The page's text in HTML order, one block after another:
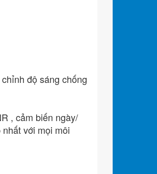
độ sáng chống
, cảm biến ngày/
với mọi môi